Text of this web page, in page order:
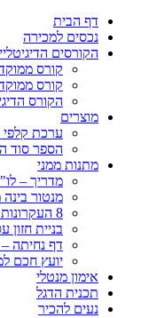
דף הבית
נכסים למכירה
הקורסים
קורס
קורס
הקורס
מוצרים
ערכת
הספר סוד
מתנות ממני
מדריך –
מנטור
8 העקרונות להצלחה בתיווך נדל״ן
בניית חזון
דף נחיתה –
יועץ חכם
אימון מנטלי
תכנית הדגל
נעים להכיר